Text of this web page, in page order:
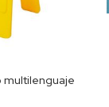
multilenguaje